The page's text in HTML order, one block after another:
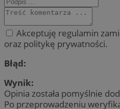
Akceptuję regulamin
oraz politykę prywatności.
Błąd:
Wynik:
Opinia została pomyślnie
Po przeprowadzeniu